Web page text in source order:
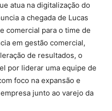
atua na digitalização do
a chegada de Lucas
comercial para o time de
em gestão comercial,
de resultados, o
por liderar uma equipe de
foco na expansão e
junto ao varejo da